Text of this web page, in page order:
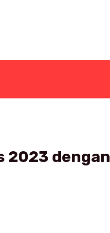
2023